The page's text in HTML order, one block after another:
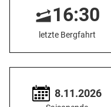
16:30
letzte Bergfahrt
8.11.2026